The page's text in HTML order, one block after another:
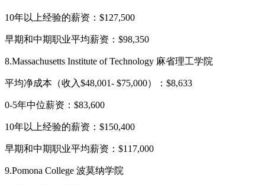
10年以上经验的薪资：$127,500
早期和中期职业平均薪资：$98,350
8.Massachusetts Institute of Technology 麻省理工学院
平均净成本（收入$48,001- $75,000）：$8,633
0-5年中位薪资：$83,600
10年以上经验的薪资：$150,400
早期和中期职业平均薪资：$117,000
9.Pomona College 波莫纳学院